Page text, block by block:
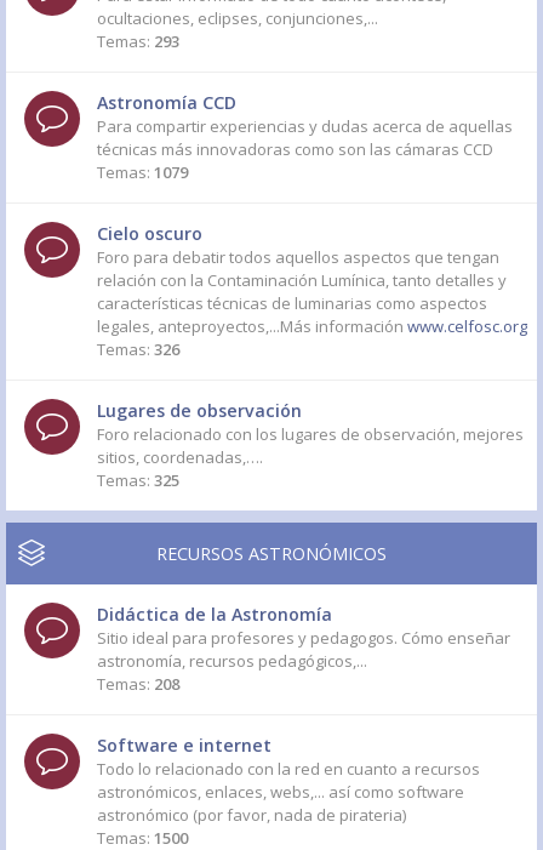
ocultaciones, eclipses, conjunciones,...
Temas: 293
Astronomía CCD
Para compartir experiencias y dudas acerca de aquellas
técnicas más innovadoras como son las cámaras CCD
Temas: 1079
Cielo oscuro
Foro para debatir todos aquellos aspectos que tengan
relación con la Contaminación Lumínica, tanto detalles y
características técnicas de luminarias como aspectos
legales, anteproyectos,...Más información www.celfosc.org
Temas: 326
Lugares de observación
Foro relacionado con los lugares de observación, mejores
sitios, coordenadas,….
Temas: 325
RECURSOS ASTRONÓMICOS
Didáctica de la Astronomía
Sitio ideal para profesores y pedagogos. Cómo enseñar
astronomía, recursos pedagógicos,...
Temas: 208
Software e internet
Todo lo relacionado con la red en cuanto a recursos
astronómicos, enlaces, webs,... así como software
astronómico (por favor, nada de pirateria)
Temas: 1500